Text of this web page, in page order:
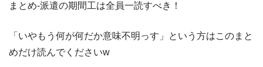
まとめ-派遣の期間工は全員一読すべき！
「いやもう何が何だか意味不明っす」という方はこのまと
めだけ読んでくださいw